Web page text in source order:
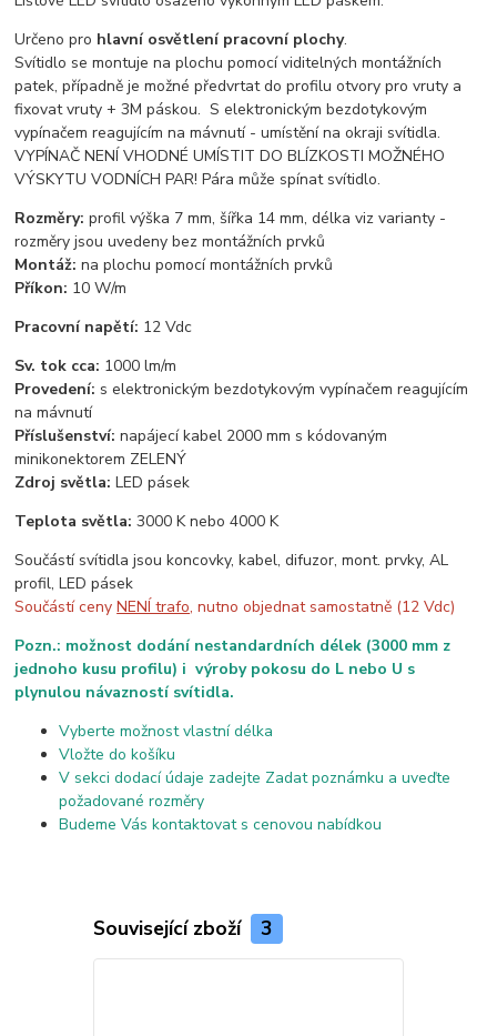
Určeno pro hlavní osvětlení pracovní plochy.
Svítidlo se montuje na plochu pomocí viditelných montážních
patek, případně je možné předvrtat do profilu otvory pro vruty a
fixovat vruty + 3M páskou. S elektronickým bezdotykovým
vypínačem reagujícím na mávnutí - umístění na okraji svítidla.
VYPÍNAČ NENÍ VHODNÉ UMÍSTIT DO BLÍZKOSTI MOŽNÉHO
VÝSKYTU VODNÍCH PAR! Pára může spínat svítidlo.
Rozměry: profil výška 7 mm, šířka 14 mm, délka viz varianty -
rozměry jsou uvedeny bez montážních prvků
Montáž:na plochu pomocí montážních prvků
Příkon: 10 W/m
Pracovní napětí: 12 Vdc
Sv. tok cca: 1000 lm/m
Provedení: s elektronickým bezdotykovým vypínačem reagujícím
na mávnutí
Příslušenství:napájecí kabel 2000 mm s kódovaným
minikonektorem ZELENÝ
Zdroj světla:LED pásek
Teplota světla:3000 K nebo 4000 K
Součástí svítidla jsou koncovky, kabel, difuzor, mont. prvky, AL
profil, LED pásek
Součástí cenyNENÍ trafo, nutno objednat samostatně (12 Vdc)
Pozn.: možnost dodání nestandardních délek (3000 mm z
jednoho kusu profilu) i výroby pokosu do L nebo U s
plynulou návazností svítidla.
Vyberte možnost vlastní délka
Vložte do košíku
V sekci dodací údaje zadejte Zadat poznámku a uveďte
požadované rozměry
Budeme Vás kontaktovat s cenovou nabídkou
Související zboží 3